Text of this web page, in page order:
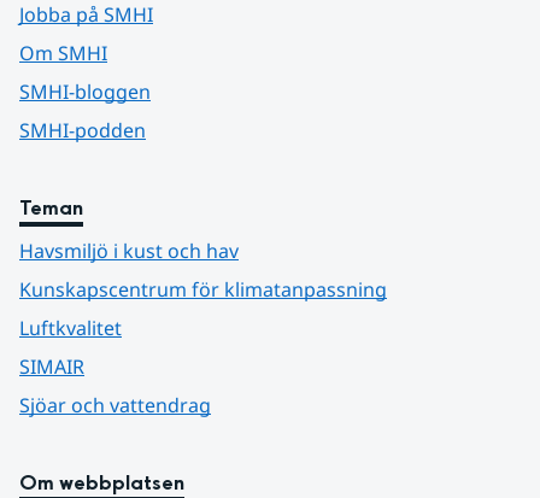
Jobba på SMHI
Om SMHI
SMHI-bloggen
SMHI-podden
Teman
Havsmiljö i kust och hav
Kunskapscentrum för klimatanpassning
Luftkvalitet
SIMAIR
Sjöar och vattendrag
Om webbplatsen